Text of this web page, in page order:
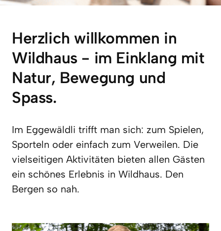
Herzlich willkommen in
Wildhaus - im Einklang mit
Natur, Bewegung und
Spass.
Im Eggewäldli trifft man sich: zum Spielen,
Sporteln oder einfach zum Verweilen. Die
vielseitigen Aktivitäten bieten allen Gästen
ein schönes Erlebnis in Wildhaus. Den
Bergen so nah.